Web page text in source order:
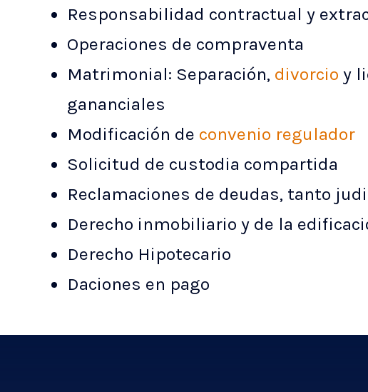
Responsabilidad contractual y
Operaciones de compraventa
Matrimonial: Separación, divorcio y
gananciales
Modificación de convenio regulador
Solicitud de custodia compartida
Reclamaciones de deudas, tanto
Derecho inmobiliario y de la
Derecho Hipotecario
Daciones en pago